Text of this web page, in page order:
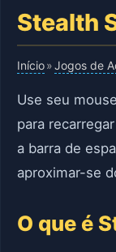
Stealth
Início»Jogos de
Use seu
para
a barra de
aproximar-se
O que é